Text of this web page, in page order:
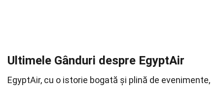
Ultimele Gânduri despre EgyptAir
EgyptAir, cu o istorie bogată și plină de evenimente,